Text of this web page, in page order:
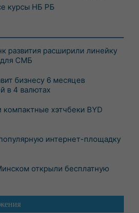
курсы НБ РБ
развития расширили линейку
СМБ
бизнесу 6 месяцев
в 4 валютах
компактные хэтчбеки BYD
интернет-площадку
открыли бесплатную